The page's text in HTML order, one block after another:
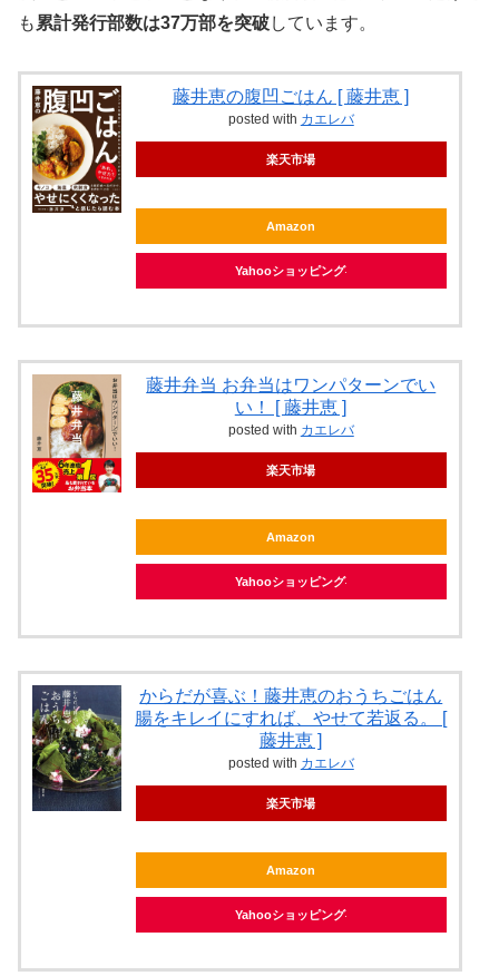
も累計発行部数は37万部を突破しています。
藤井恵の腹凹ごはん [ 藤井恵 ]
posted with カエレバ
楽天市場
Amazon
Yahooショッピング
藤井弁当 お弁当はワンパターンでい
い！ [ 藤井恵 ]
posted with カエレバ
楽天市場
Amazon
Yahooショッピング
からだが喜ぶ！藤井恵のおうちごはん
腸をキレイにすれば、やせて若返る。 [
藤井恵 ]
posted with カエレバ
楽天市場
Amazon
Yahooショッピング